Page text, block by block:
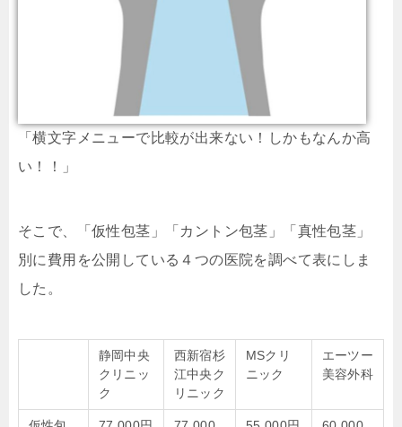
「横文字メニューで比較が出来ない！しかもなんか高
い！！」
そこで、「仮性包茎」「カントン包茎」「真性包茎」
別に費用を公開している４つの医院を調べて表にしま
した。
静岡中央
クリニッ
ク
西新宿杉
江中央ク
リニック
MSクリ
ニック
エーツー
美容外科